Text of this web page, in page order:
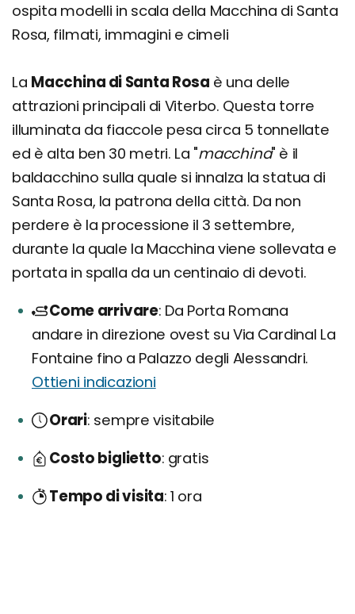
ospita modelli in scala della Macchina di Santa
Rosa, filmati, immagini e cimeli
La Macchina di Santa Rosa è una delle
attrazioni principali di Viterbo. Questa torre
illuminata da fiaccole pesa circa 5 tonnellate
ed è alta ben 30 metri. La "macchina" è il
baldacchino sulla quale si innalza la statua di
Santa Rosa, la patrona della città. Da non
perdere è la processione il 3 settembre,
durante la quale la Macchina viene sollevata e
portata in spalla da un centinaio di devoti.
Come arrivare Da Porta Romana
andare in direzione ovest su Via Cardinal La
Fontaine fino a Palazzo degli Alessandri.
Ottieni indicazioni
Orari sempre visitabile
Costo biglietto gratis
Tempo di visita 1 ora